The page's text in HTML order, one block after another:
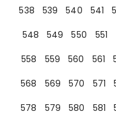
538
539 540 541
548
549 550 551
558
559 560 561
568
569 570 571
578
579 580 581